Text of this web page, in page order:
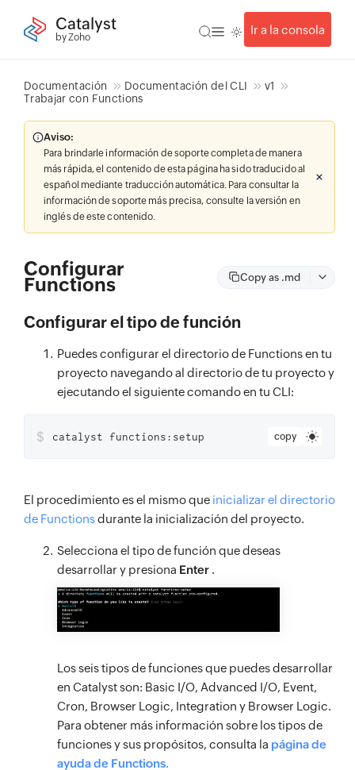
Catalyst
by Zoho
Ir a la consola
Documentación Documentación del CLI
v1
Trabajar con Functions
Aviso:
Para brindarle información de soporte completa de manera
más rápida, el contenido de esta página ha sido traducido al
español mediante traducción automática. Para consultar la
información de soporte más precisa, consulte la versión en
inglés de este contenido.
Configurar
Functions Copy as .md
Configurar el tipo de función
Puedes configurar el directorio de Functions en tu
proyecto navegando al directorio de tu proyecto y
ejecutando el siguiente comando en tu CLI:
copy
$ catalyst functions:setup
El procedimiento es el mismo que inicializar el directorio
de Functionsdurante la inicialización del proyecto.
Selecciona el tipo de función que deseas
desarrollar y presiona Enter .
Los seis tipos de funciones que puedes desarrollar
en Catalyst son: Basic I/O, Advanced I/O, Event,
Cron, Browser Logic, Integration y Browser Logic.
Para obtener más información sobre los tipos de
funciones y sus propósitos, consulta la página de
ayuda de Functions.